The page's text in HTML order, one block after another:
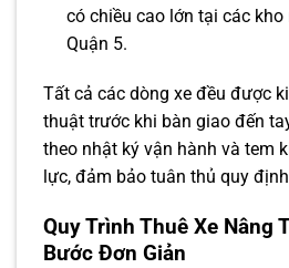
có chiều cao lớn tại các
Quận 5.
Tất cả các dòng xe đều được
thuật trước khi bàn giao đến
theo nhật ký vận hành và tem
lực, đảm bảo tuân thủ quy
Quy Trình Thuê Xe Nâng
Bước Đơn Giản